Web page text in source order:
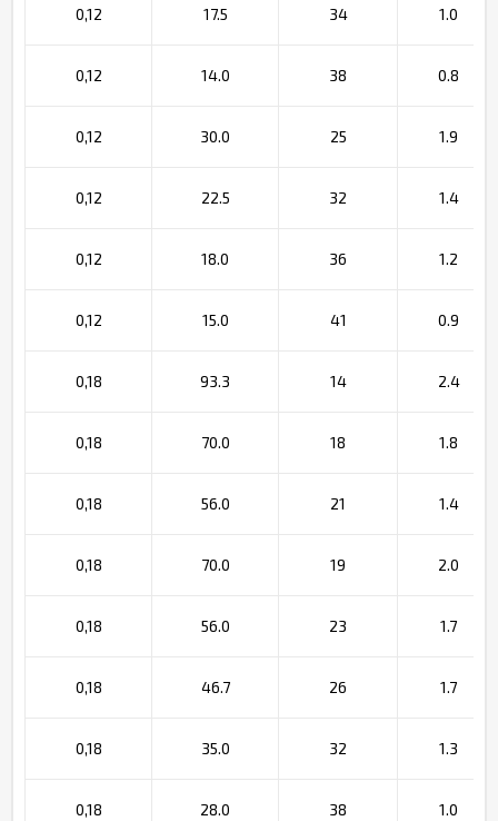
0,12 17.5 34 1.0
0,12 14.0 38 0.8
0,12 30.0 25 1.9
0,12 22.5 32 1.4
0,12 18.0 36 1.2
0,12 15.0 41 0.9
0,18 93.3 14 2.4
0,18 70.0 18 1.8
0,18 56.0 21 1.4
0,18 70.0 19 2.0
0,18 56.0 23 1.7
0,18 46.7 26 1.7
0,18 35.0 32 1.3
0,18 28.0 38 1.0